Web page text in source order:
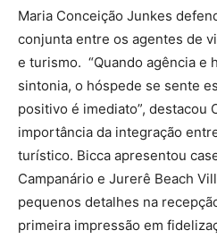
Maria Conceição Junkes
conjunta entre os agentes de
e turismo. “Quando agência e
sintonia, o hóspede se sente
positivo é imediato”, destacou
importância da integração
turístico. Bicca apresentou
Campanário e Jurerê Beach
pequenos detalhes na
primeira impressão em